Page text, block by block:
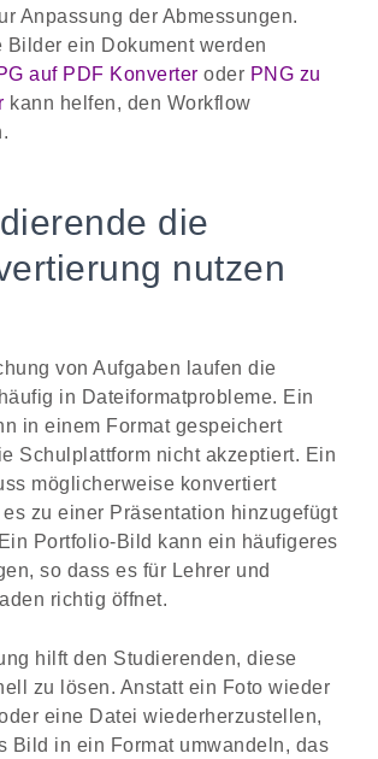
Anpassung der Abmessungen.
Bilder ein Dokument werden
auf PDF Konverter oder PNG zu
kann helfen, den Workflow
die
nutzen
von Aufgaben laufen die
in Dateiformatprobleme. Ein
in einem Format gespeichert
Schulplattform nicht akzeptiert. Ein
möglicherweise konvertiert
zu einer Präsentation hinzugefügt
Portfolio-Bild kann ein häufigeres
so dass es für Lehrer und
richtig öffnet.
hilft den Studierenden, diese
zu lösen. Anstatt ein Foto wieder
eine Datei wiederherzustellen,
Bild in ein Format umwandeln, das